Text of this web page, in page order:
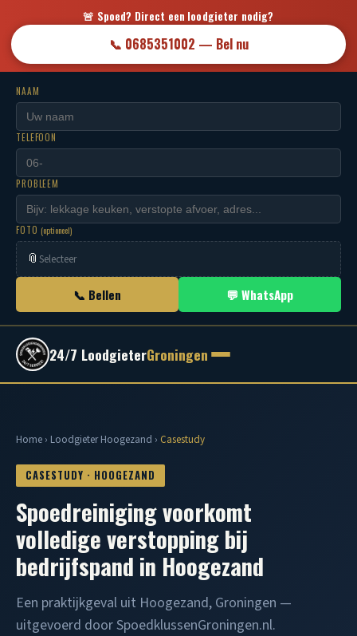
🚨 Spoed? Direct een loodgieter nodig?
📞 0685351002 — Bel nu
NAAM
TELEFOON
PROBLEEM
FOTO (optioneel)
📎 Selecteer
📞 Bellen 💬 WhatsApp
24/7 LoodgieterGroningen
Home › Loodgieter Hoogezand › Casestudy
CASESTUDY · HOOGEZAND
Spoedreiniging voorkomt
volledige verstopping bij
bedrijfspand in Hoogezand
Een praktijkgeval uit Hoogezand, Groningen —
uitgevoerd door SpoedklussenGroningen.nl.